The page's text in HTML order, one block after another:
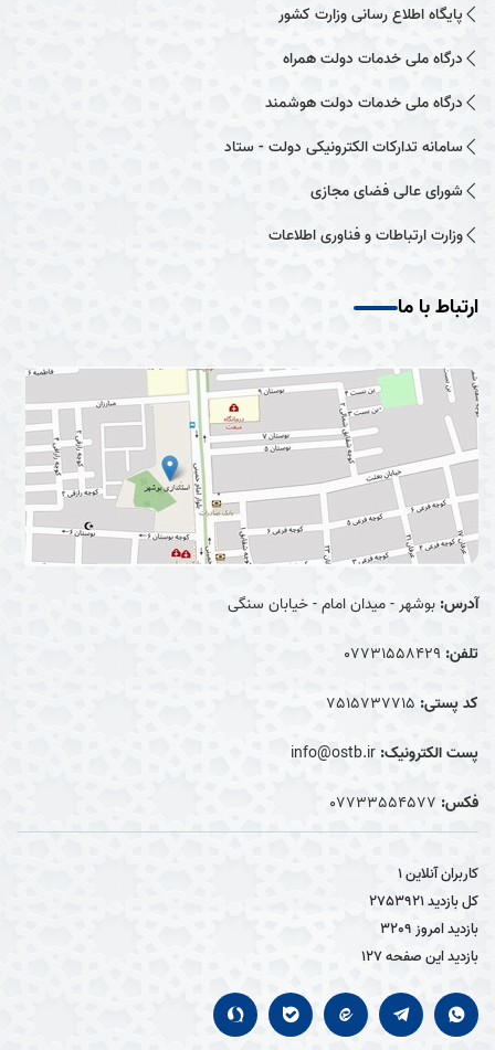
پایگاه اطلاع رسانی وزارت کشور
درگاه ملی خدمات دولت همراه
درگاه ملی خدمات دولت هوشمند
سامانه تدارکات الکترونیکی دولت - ستاد
شورای عالی فضای مجازی
وزارت ارتباطات و فناوری اطلاعات
ارتباط با ما
آدرس: بوشهر - میدان امام - خیابان سنگی
تلفن: 07731558429
کد پستی: 7515737715
پست الکترونیک: info@ostb.ir
فکس: 07733554577
کاربران آنلاین1
کل بازدید2753921
بازدید امروز 3209
بازدید این صفحه127